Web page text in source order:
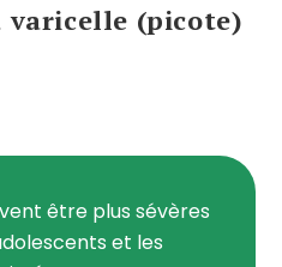
varicelle (picote)
être plus sévères
et les